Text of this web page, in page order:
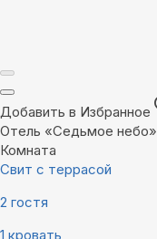
Добавить в Избранное
Отель «Седьмое небо»
Комната
Свит с террасой
2 гостя
1 кровать